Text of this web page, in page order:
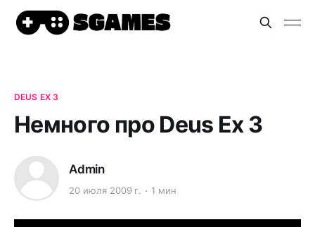
DEUS EX 3
Немного про Deus Ex 3
Admin
20 июля 2009 г. 1 мин